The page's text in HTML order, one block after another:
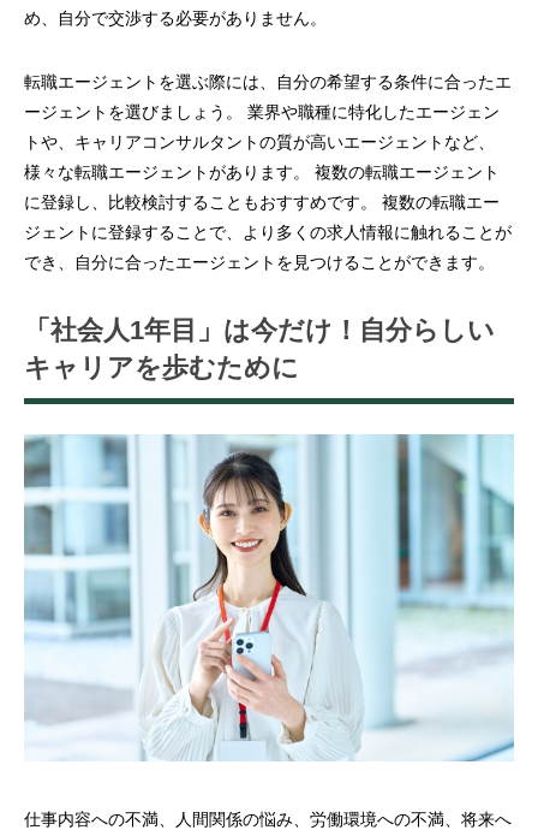
め、自分で交渉する必要がありません。
転職エージェントを選ぶ際には、自分の希望する条件に合ったエ
ージェントを選びましょう。 業界や職種に特化したエージェン
トや、キャリアコンサルタントの質が高いエージェントなど、
様々な転職エージェントがあります。 複数の転職エージェント
に登録し、比較検討することもおすすめです。 複数の転職エー
ジェントに登録することで、より多くの求人情報に触れることが
でき、自分に合ったエージェントを見つけることができます。
「社会人1年目」は今だけ！自分らしい
キャリアを歩むために
仕事内容への不満、人間関係の悩み、労働環境への不満、将来へ